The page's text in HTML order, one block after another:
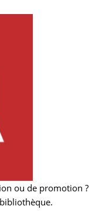
ou de promotion ?